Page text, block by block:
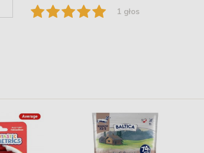
1 głos